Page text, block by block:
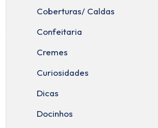
Coberturas/ Caldas
Confeitaria
Cremes
Curiosidades
Dicas
Docinhos